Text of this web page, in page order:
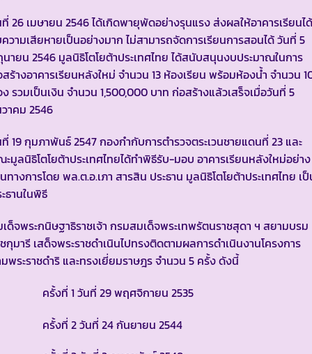
26 เมษายน 2546 ได้เกิดพายุพัดอย่างรุนแรง ส่งผลให้อาคารเรียนได้
วามเสียหายเป็นอย่างมาก ไม่สามารถจัดการเรียนการสอนได้ วันที่ 5
ายน 2546 มูลนิธิโตโยต้าประเทศไทย ได้สนับสนุนงบประมาณในการ
ร้างอาคารเรียนหลังใหม่ จำนวน 13 ห้องเรียน พร้อมห้องน้ำ จำนวน
รวมเป็นเงิน จำนวน 1,500,000 บาท ก่อสร้างแล้วเสร็จเมื่อวันที่ 5
าคม 2546
19 กุมภาพันธ์ 2547 กองกำกับการตำรวจตระเวนชายแดนที่ 23 และ
มูลนิธิโตโยต้าประเทศไทยได้ทำพิธีรับ-มอบ อาคารเรียนหลังใหม่อย่าง
ทางการโดย พล.ต.อ.เภา สารสิน ประธาน มูลนิธิโตโยต้าประเทศไทย เ
ธานในพิธี
ด็จพระกนิษฐาธิราชเจ้า กรมสมเด็จพระเทพรัตนราชสุดา ฯ สยามบรม
กุมารี เสด็จพระราชดำเนินไปทรงติดตามผลการดำเนินงานโครงการ
พระราชดำริ และทรงเยี่ยมราษฎร จำนวน 5 ครั้ง ดังนี้
งที่ 1 วันที่ 29 พฤศจิกายน 2535
งที่ 2 วันที่ 24 กันยายน 2544